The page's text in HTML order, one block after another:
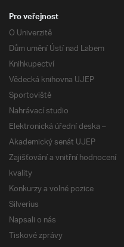
Pro veřejnost
O Univerzitě
Dům umění Ústí nad Labem
Knihkupectví
Vědecká knihovna UJEP
Sportoviště
Nahrávací studio
Elektronická úřední deska –
Akademický senát UJEP
Zajišťování a vnitřní hodnocení
kvality
Konkurzy a volné pozice
Silverius
Napsali o nás
Tiskové zprávy